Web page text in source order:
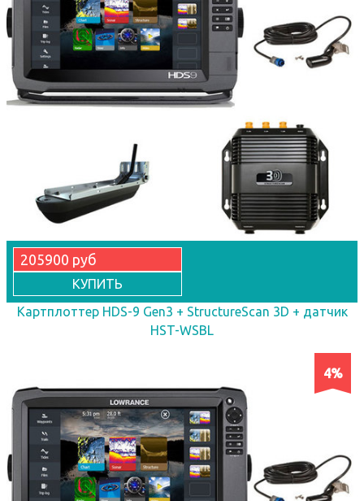
205900 руб
КУПИТЬ
Картплоттер HDS-9 Gen3 + StructureScan 3D + датчик
HST-WSBL
4%